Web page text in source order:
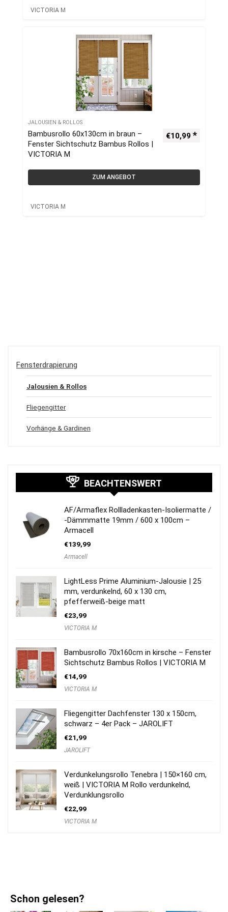
VICTORIA M
JALOUSIEN & ROLLOS
Bambusrollo 60x130cm in braun –
Fenster Sichtschutz Bambus Rollos |
VICTORIA M
€10,99
ZUM ANGEBOT
VICTORIA M
Fensterdrapierung
Jalousien & Rollos
Fliegengitter
Vorhänge & Gardinen
BEACHTENSWERT
AF/Armaflex Rollladenkasten-Isoliermatte /
-Dämmmatte 19mm / 600 x 100cm –
Armacell
€139,99
Armacell
LightLess Prime Aluminium-Jalousie | 25
mm, verdunkelnd, 60 x 130 cm,
pfefferweiß-beige matt
€23,99
VICTORIA M
Bambusrollo 70x160cm in kirsche – Fenster
Sichtschutz Bambus Rollos | VICTORIA M
€14,99
VICTORIA M
Fliegengitter Dachfenster 130 x 150cm,
schwarz – 4er Pack – JAROLIFT
€21,99
JAROLIFT
Verdunkelungsrollo Tenebra | 150×160 cm,
weiß | VICTORIA M Rollo verdunkelnd,
Verdunklungsrollo
€22,99
VICTORIA M
Schon gelesen?